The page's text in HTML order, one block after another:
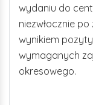
wydaniu do
niezwłocznie
wynikiem
wymaganych
okresowego.